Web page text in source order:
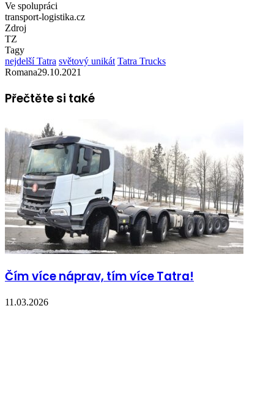
Ve spolupráci
transport-logistika.cz
Zdroj
TZ
Tagy
nejdelší Tatra světový unikát Tatra Trucks
Romana29.10.2021
Přečtěte si také
Čím více náprav, tím více Tatra!
11.03.2026